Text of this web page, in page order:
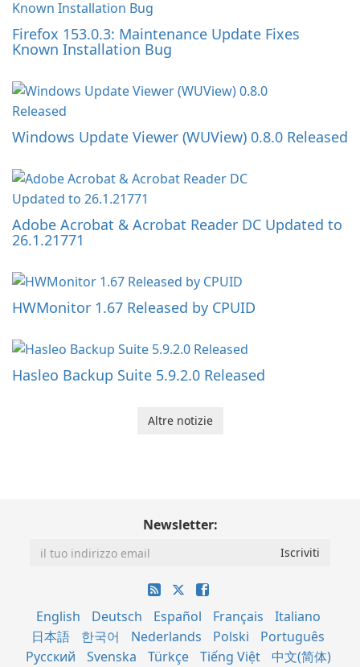
Firefox 153.0.3: Maintenance Update Fixes
Known Installation Bug
Windows Update Viewer (WUView) 0.8.0 Released
Adobe Acrobat & Acrobat Reader DC Updated to
26.1.21771
HWMonitor 1.67 Released by CPUID
Hasleo Backup Suite 5.9.2.0 Released
Altre notizie
Newsletter:
English Deutsch Español Français
Italiano
日本語
한국어 Nederlands Polski
Português
Русский
Svenska Türkçe Tiếng Việt
中文(简体)